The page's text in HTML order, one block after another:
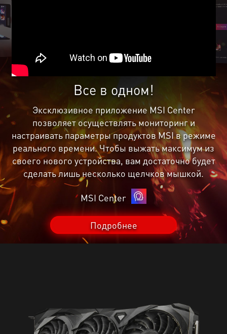
Все в одном!
Эксклюзивное приложение MSI Center
позволяет осуществлять мониторинг и
настраивать параметры продуктов MSI в режиме
реального времени. Чтобы выжать максимум из
своего нового устройства, вам достаточно будет
сделать лишь несколько щелчков мышкой.
MSI Center
Подробнее